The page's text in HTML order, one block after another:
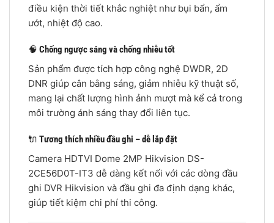
điều kiện thời tiết khắc nghiệt như bụi bẩn, ẩm
ướt, nhiệt độ cao.
🧠 Chống ngược sáng và chống nhiễu tốt
Sản phẩm được tích hợp công nghệ DWDR, 2D
DNR giúp cân bằng sáng, giảm nhiễu kỹ thuật số,
mang lại chất lượng hình ảnh mượt mà kể cả trong
môi trường ánh sáng thay đổi liên tục.
🔌 Tương thích nhiều đầu ghi – dễ lắp đặt
Camera HDTVI Dome 2MP Hikvision DS-
2CE56D0T-IT3 dễ dàng kết nối với các dòng đầu
ghi DVR Hikvision và đầu ghi đa định dạng khác,
giúp tiết kiệm chi phí thi công.